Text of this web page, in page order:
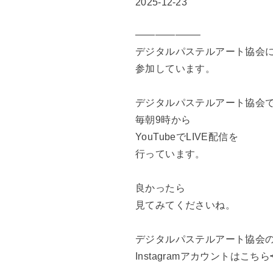
——————–
デジタルパステルアート協会に
参加しています。
デジタルパステルアート協会
毎朝9時から
YouTubeでLIVE配信を
行っています。
良かったら
見てみてくださいね。
デジタルパステルアート協会
Instagramアカウントはこちら